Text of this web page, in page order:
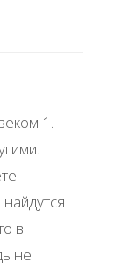
1.
в
не